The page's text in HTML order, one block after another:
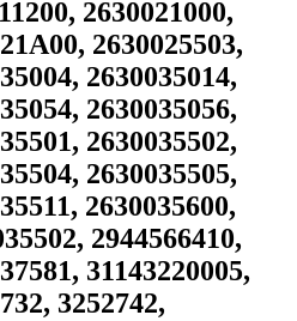
2630021000,
2630025503,
2630035014,
2630035056,
2630035502,
2630035505,
2630035600,
2944566410,
31143220005,
3252742,